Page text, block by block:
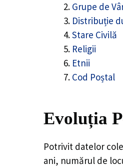
Grupe de
Distribuție
Stare Civilă
Religii
Etnii
Cod Poștal
Evoluția
Potrivit datelor
ani, numărul de